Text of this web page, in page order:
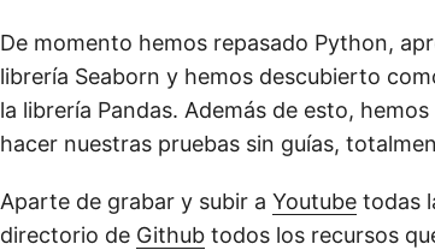
De momento hemos repasado Python,
librería Seaborn y hemos descubierto
la librería Pandas. Además de esto,
hacer nuestras pruebas sin guías,
Aparte de grabar y subir a Youtube todas
directorio de Github todos los recursos